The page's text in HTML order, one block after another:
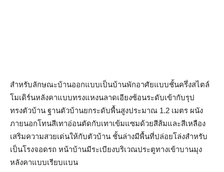
สำหรับลักษณะบ้านออกแบบเป็นบ้านพักอาศัยแบบชั้นครึ่งสไตล์
โมเดิร์นหลังคาแบบทรงแหงนลาดเอียงซ้อนระดับเข้ากับรุป
ทรงตัวบ้าน ฐานตัวบ้านยกระดับพื้นสูงประมาณ 1.2 เมตร ผนัง
ภายนอกโทนสีเทาอ่อนตัดกับเทาเข้มแซมด้วยสีส้มและสีเหลือง
เสริมความสวยเด่นให้กับตัวบ้าน ชั้นล่างมีพื้นที่ปล่อยโล่งสำหรับ
เป็นโรงจอดรถ หน้าบ้านมีระเบียงบริเวณประตูทางเข้าบานมุง
หลังคาแบบเรียบแบน